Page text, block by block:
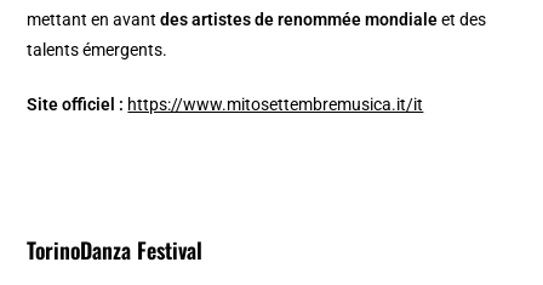
mettant en avantdes artistes de renommée mondialeet des
talents émergents. ​
Site officiel : https://www.mitosettembremusica.it/it
TorinoDanza Festival